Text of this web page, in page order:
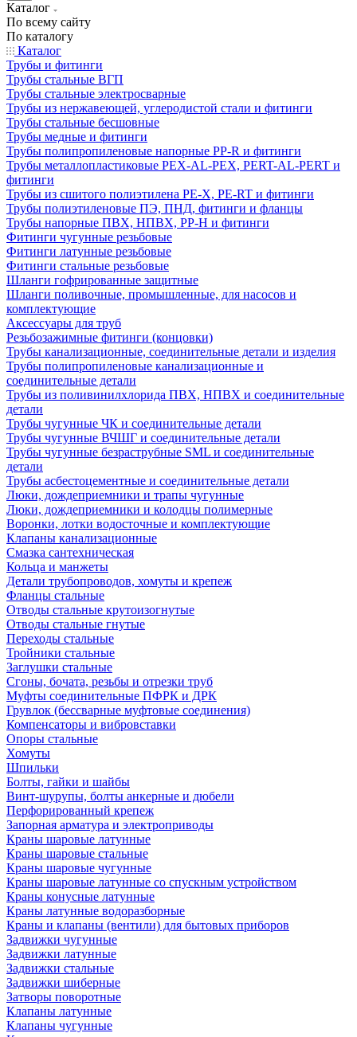
Каталог
По всему сайту
По каталогу
Каталог
Трубы и фитинги
Трубы стальные ВГП
Трубы стальные электросварные
Трубы из нержавеющей, углеродистой стали и фитинги
Трубы стальные бесшовные
Трубы медные и фитинги
Трубы полипропиленовые напорные PP-R и фитинги
Трубы металлопластиковые PEX-AL-PEX, PERT-AL-PERT и
фитинги
Трубы из сшитого полиэтилена PE-X, PE-RT и фитинги
Трубы полиэтиленовые ПЭ, ПНД, фитинги и фланцы
Трубы напорные ПВХ, НПВХ, PP-H и фитинги
Фитинги чугунные резьбовые
Фитинги латунные резьбовые
Фитинги стальные резьбовые
Шланги гофрированные защитные
Шланги поливочные, промышленные, для насосов и
комплектующие
Аксессуары для труб
Резьбозажимные фитинги (концовки)
Трубы канализационные, соединительные детали и изделия
Трубы полипропиленовые канализационные и
соединительные детали
Трубы из поливинилхлорида ПВХ, НПВХ и соединительные
детали
Трубы чугунные ЧК и соединительные детали
Трубы чугунные ВЧШГ и соединительные детали
Трубы чугунные безраструбные SML и соединительные
детали
Трубы асбестоцементные и соединительные детали
Люки, дождеприемники и трапы чугунные
Люки, дождеприемники и колодцы полимерные
Воронки, лотки водосточные и комплектующие
Клапаны канализационные
Смазка сантехническая
Кольца и манжеты
Детали трубопроводов, хомуты и крепеж
Фланцы стальные
Отводы стальные крутоизогнутые
Отводы стальные гнутые
Переходы стальные
Тройники стальные
Заглушки стальные
Сгоны, бочата, резьбы и отрезки труб
Муфты соединительные ПФРК и ДРК
Грувлок (бессварные муфтовые соединения)
Компенсаторы и вибровставки
Опоры стальные
Хомуты
Шпильки
Болты, гайки и шайбы
Винт-шурупы, болты анкерные и дюбели
Перфорированный крепеж
Запорная арматура и электроприводы
Краны шаровые латунные
Краны шаровые стальные
Краны шаровые чугунные
Краны шаровые латунные со спускным устройством
Краны конусные латунные
Краны латунные водоразборные
Краны и клапаны (вентили) для бытовых приборов
Задвижки чугунные
Задвижки латунные
Задвижки стальные
Задвижки шиберные
Затворы поворотные
Клапаны латунные
Клапаны чугунные